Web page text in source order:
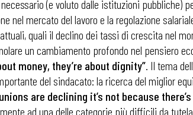
Bollettini ADAPT
(e voluto dalle istituzioni pubbliche)
nel mercato del lavoro e la regolazione
quali il declino dei tassi di crescita nel
un cambiamento profondo nel pensiero
money, they’re about dignity”. Il tema
del sindacato: la ricerca del miglior
are declining it’s not because
ad una delle categorie più difficili da